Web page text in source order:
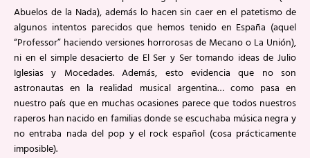
Abuelos de la Nada), además lo hacen sin caer en el patetismo de
algunos intentos parecidos que hemos tenido en España (aquel
“Professor” haciendo versiones horrorosas de Mecano o La Unión),
ni en el simple desacierto de El Ser y Ser tomando ideas de Julio
Iglesias y Mocedades. Además, esto evidencia que no son
astronautas en la realidad musical argentina… como pasa en
nuestro país que en muchas ocasiones parece que todos nuestros
raperos han nacido en familias donde se escuchaba música negra y
no entraba nada del pop y el rock español (cosa prácticamente
imposible).